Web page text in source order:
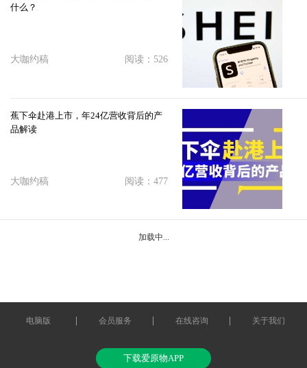
什么？
大咖约稿 阅读：526
蕉下伞赴港上市，年24亿营收背后的产
品解读
大咖约稿 阅读：477
加载中...
电脑版 会员服务 在线咨询 关于我们
下载爱原物APP